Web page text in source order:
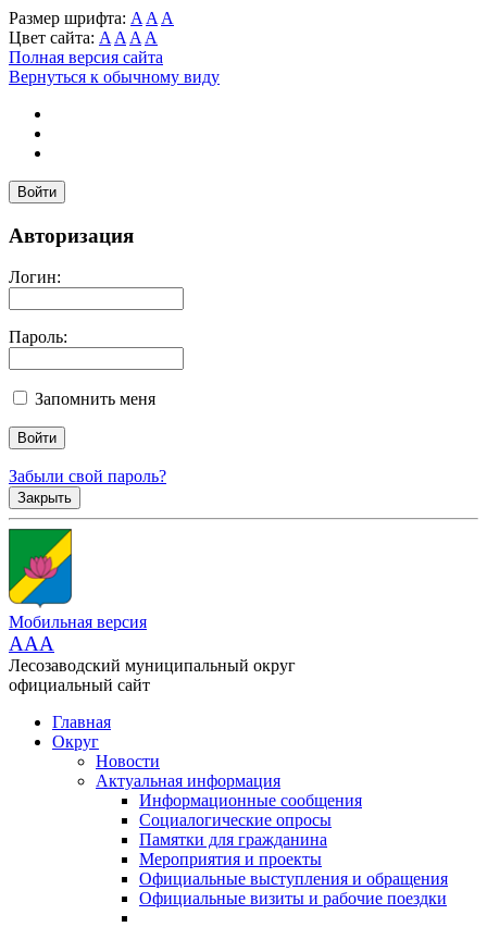
Размер шрифта: A A A
Цвет сайта: A A A A
Полная версия сайта
Вернуться к обычному виду
Войти
Авторизация
Логин:
Пароль:
Запомнить меня
Забыли свой пароль?
Закрыть
Мобильная версия
AAA
Лесозаводский муниципальный округ
официальный сайт
Главная
Округ
Новости
Актуальная информация
Информационные сообщения
Социалогические опросы
Памятки для гражданина
Мероприятия и проекты
Официальные выступления и обращения
Официальные визиты и рабочие поездки